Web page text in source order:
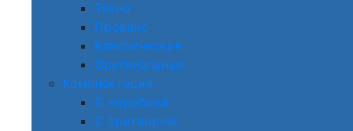
Техно
Прованс
Классические
Оригинальные
Комплектация
С коробкой
С притвором